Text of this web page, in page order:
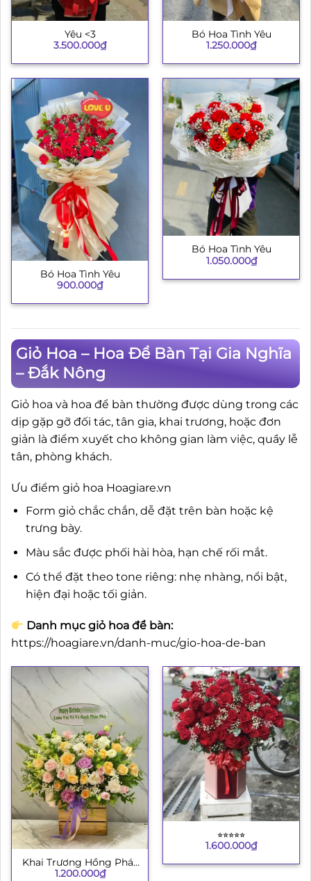
Yêu <3
3.500.000₫
Bó Hoa Tình Yêu
1.250.000₫
Bó Hoa Tình Yêu
900.000₫
Bó Hoa Tình Yêu
1.050.000₫
Giỏ Hoa – Hoa Để Bàn Tại Gia Nghĩa
– Đắk Nông
Giỏ hoa và hoa để bàn thường được dùng trong các
dịp gặp gỡ đối tác, tân gia, khai trương, hoặc đơn
giản là điểm xuyết cho không gian làm việc, quầy lễ
tân, phòng khách.
Ưu điểm giỏ hoa Hoagiare.vn
Form giỏ chắc chắn, dễ đặt trên bàn hoặc kệ
trưng bày.
Màu sắc được phối hài hòa, hạn chế rối mắt.
Có thể đặt theo tone riêng: nhẹ nhàng, nổi bật,
hiện đại hoặc tối giản.
Danh mục giỏ hoa để bàn:
https://hoagiare.vn/danh-muc/gio-hoa-de-ban
Khai Trương Hồng Phát
4
1.200.000₫
⭐︎⭐︎⭐︎⭐︎⭐︎
1.600.000₫